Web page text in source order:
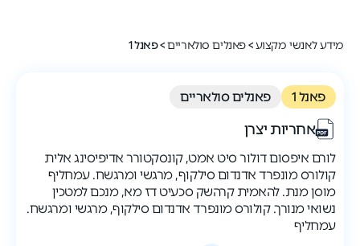
מידע לאנשי מקצוע>פאנלים סולאריים>פאנל 1
פאנל 1 פאנלים סולאריים
אחריות יצרן
לורם איפסום דולור סיט אמט, קונסקטורר אדיפיסינג אלית
קולורס מונפרד אדנדום סילקוף, מרגשי ומרגשח. עמחליף
מוסן מנת. להאמית קרהשק סכעיט דז מא, מנכם למטכין
נשואי מנורך. קולורס מונפרד אדנדום סילקוף, מרגשי ומרגשח.
עמחליף